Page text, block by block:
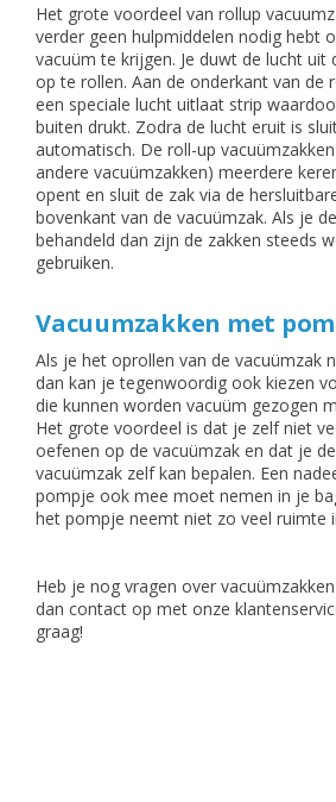
Het grote voordeel van rollup
verder geen hulpmiddelen nodig hebt
vacuüm te krijgen. Je duwt de lucht uit
op te rollen. Aan de onderkant van de
een speciale lucht uitlaat strip
buiten drukt. Zodra de lucht eruit is
automatisch. De roll-up
andere vacuümzakken) meerdere
opent en sluit de zak via de
bovenkant van de vacuümzak. Als je
behandeld dan zijn de zakken steeds
gebruiken.
Vacuumzakken met
Als je het oprollen van de vacuümzak
dan kan je tegenwoordig ook kiezen
die kunnen worden vacuüm gezogen
Het grote voordeel is dat je zelf niet
oefenen op de vacuümzak en dat je
vacuümzak zelf kan bepalen. Een
pompje ook mee moet nemen in je
het pompje neemt niet zo veel ruimte
Heb je nog vragen over
dan contact op met onze
graag!